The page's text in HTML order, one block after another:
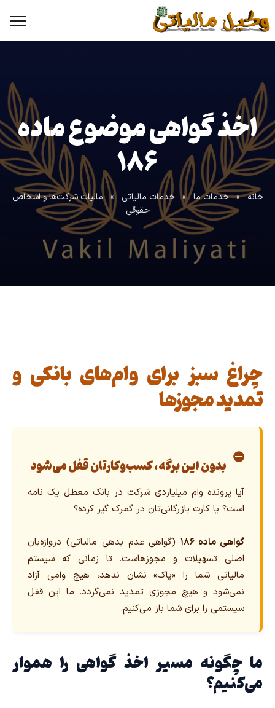
اخذ گواهی موضوع ماده
۱۸۶
خانه » خدمات ما » خدمات مالیاتی » مالیات شرکت‌ها و اشخاص
حقوقی
چراغ سبز برای وام‌های بانکی و
تمدید مجوزها
⛔ بدون این برگه، کسب‌وکارتان قفل می‌شود
آیا پرونده وام میلیاردی شرکت در بانک معطل یک نامه
است؟ یا کارت بازرگانی‌تان در گمرک گیر کرده؟
گواهی ماده ۱۸۶
(گواهی عدم بدهی مالیاتی) دروازه‌بان
اصلی تسهیلات و مجوزهاست. تا زمانی که سیستم
مالیاتی شما را «پاک» نشان ندهد، هیچ وامی آزاد
نمی‌شود و هیچ مجوزی تمدید نمی‌گردد. ما این قفل
سیستمی را برای شما باز می‌کنیم.
ما چگونه مسیر اخذ گواهی را هموار
می‌کنیم؟